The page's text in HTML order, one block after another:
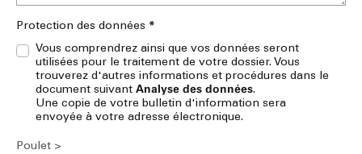
Protection des données *
Vous comprendrez ainsi que vos données seront
utilisées pour le traitement de votre dossier. Vous
trouverez d'autres informations et procédures dans le
document suivant Analyse des données.
Une copie de votre bulletin d'information sera
envoyée à votre adresse électronique.
Poulet >